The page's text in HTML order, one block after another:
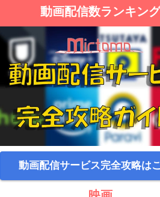
動画配信数ランキング
動画配信サービス完全攻略は